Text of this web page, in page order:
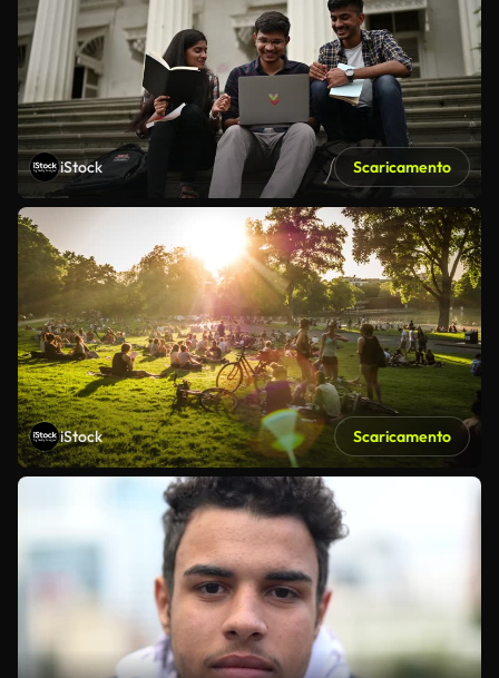
iStock Scaricamento
iStock Scaricamento